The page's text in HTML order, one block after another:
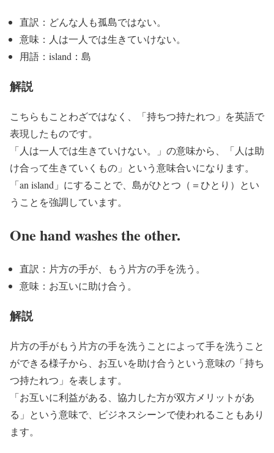
直訳：どんな人も孤島ではない。
意味：人は一人では生きていけない。
用語：island：島
解説
こちらもことわざではなく、「持ちつ持たれつ 」を英語で
表現したものです。
「人は一人では生きていけない。」の意味から、「人は助
け合って生きていくもの」という意味合いになります。
「an island」にすることで、島がひとつ（＝ひとり）とい
うことを強調しています。
One hand washes the other.
直訳：片方の手が、もう片方の手を洗う。
意味：お互いに助け合う。
解説
片方の手がもう片方の手を洗うことによって手を洗うこと
ができる様子から、お互いを助け合うという意味の「持ち
つ持たれつ 」を表します。
「お互いに利益がある、協力した方が双方メリットがあ
る」という意味で、ビジネスシーンで使われることもあり
ます。